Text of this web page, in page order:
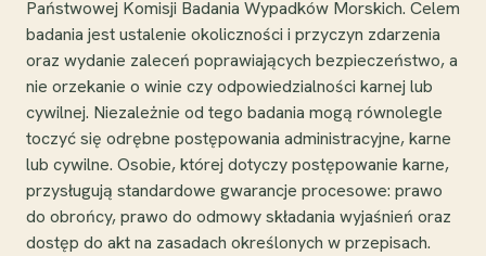
Państwowej Komisji Badania Wypadków Morskich. Celem
badania jest ustalenie okoliczności i przyczyn zdarzenia
oraz wydanie zaleceń poprawiających bezpieczeństwo, a
nie orzekanie o winie czy odpowiedzialności karnej lub
cywilnej. Niezależnie od tego badania mogą równolegle
toczyć się odrębne postępowania administracyjne, karne
lub cywilne. Osobie, której dotyczy postępowanie karne,
przysługują standardowe gwarancje procesowe: prawo
do obrońcy, prawo do odmowy składania wyjaśnień oraz
dostęp do akt na zasadach określonych w przepisach.